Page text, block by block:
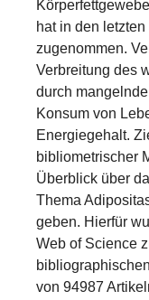
hat in den
zugenommen.
Verbreitung des
durch
Konsum von
Energiegehalt.
bibliometrischer
Überblick über
Thema
geben. Hierfür
Web of Science
von 94987